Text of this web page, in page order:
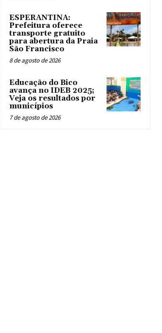
ESPERANTINA:
Prefeitura oferece
transporte gratuito
para abertura da Praia
São Francisco
8 de agosto de 2026
Educação do Bico
avança no IDEB 2025;
Veja os resultados por
municípios
7 de agosto de 2026